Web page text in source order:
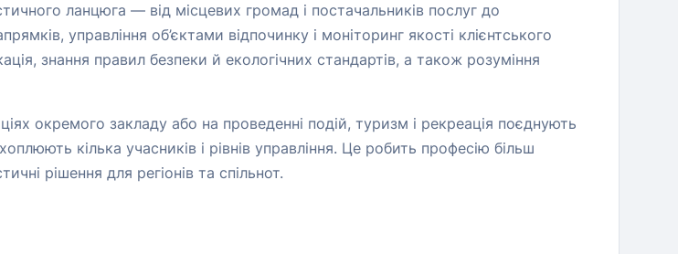
ланцюга — від місцевих громад і постачальників послуг до
управління об’єктами відпочинку і моніторинг якості клієнтського
знання правил безпеки й екологічних стандартів, а також розуміння
окремого закладу або на проведенні подій, туризм і рекреація поєднують
кілька учасників і рівнів управління. Це робить професію більш
рішення для регіонів та спільнот.